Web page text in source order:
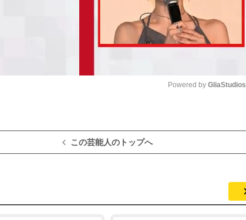
u
Powered by GliaStudios
この芸能人のトップへ